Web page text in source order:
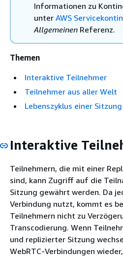
Informationen zu
unter AWS
Allgemeinen Referenz.
Themen
Interaktive Teilnehmer
Teilnehmer aus aller Welt
Lebenszyklus einer Sitzung
Interaktive
Teilnehmern, die mit einer
sind, kann Zugriff auf die
Sitzung gewährt werden. Da
Verbindung nutzt, kommt es
Teilnehmern nicht zu
Transcodierung. Wenn
und replizierter Sitzung
WebRTC-Verbindungen